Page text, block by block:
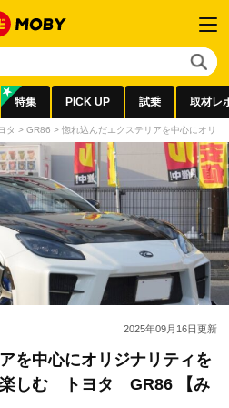
特集 PICK UP 試乗 取材レ
タ > GR86 > 惚れ込んだエクステリアを中心にオリ
2025年09月16日更新
を中心にオリジナリティを
楽しむ トヨタ GR86 【み